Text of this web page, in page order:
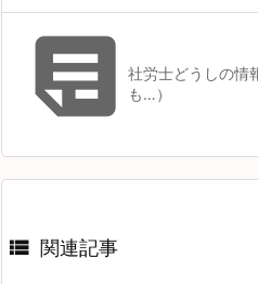
社労士どうしの情
も…）
 関連記事